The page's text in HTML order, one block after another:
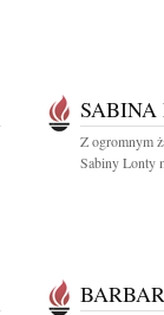
Z ogromnym
Sabiny Lonty